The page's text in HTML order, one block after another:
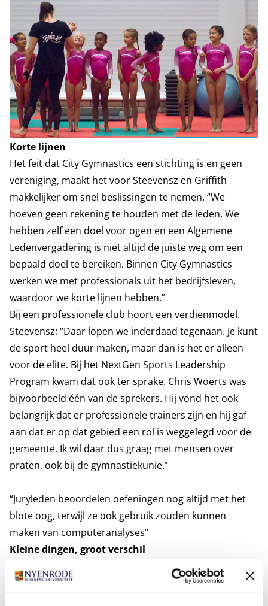
Korte lijnen
Het feit dat City Gymnastics een stichting is en geen
vereniging, maakt het voor Steevensz en Griffith
makkelijker om snel beslissingen te nemen. “We
hoeven geen rekening te houden met de leden. We
hebben zelf een doel voor ogen en een Algemene
Ledenvergadering is niet altijd de juiste weg om een
bepaald doel te bereiken. Binnen City Gymnastics
werken we met professionals uit het bedrijfsleven,
waardoor we korte lijnen hebben.”
Bij een professionele club hoort een verdienmodel.
Steevensz: “Daar lopen we inderdaad tegenaan. Je kunt
de sport heel duur maken, maar dan is het er alleen
voor de elite. Bij het NextGen Sports Leadership
Program kwam dat ook ter sprake. Chris Woerts was
bijvoorbeeld één van de sprekers. Hij vond het ook
belangrijk dat er professionele trainers zijn en hij gaf
aan dat er op dat gebied een rol is weggelegd voor de
gemeente. Ik wil daar dus graag met mensen over
praten, ook bij de gymnastiekunie.”
“Juryleden beoordelen oefeningen nog altijd met het
blote oog, terwijl ze ook gebruik zouden kunnen
maken van computeranalyses”
Kleine dingen, groot verschil
Steevensz hoorde via Sportservice Amsterdam van het
NextGen Sports Leadership Program. “Claire en ik